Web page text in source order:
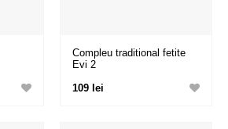
Compleu traditional fetite
Evi 2
109 lei